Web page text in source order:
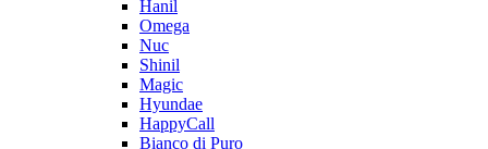
Hanil
Omega
Nuc
Shinil
Magic
Hyundae
HappyCall
Bianco di Puro